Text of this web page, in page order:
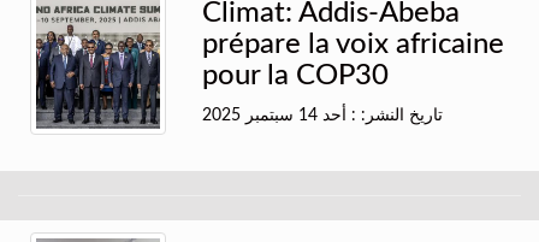
Climat: Addis-Abeba
prépare la voix africaine
pour la COP30
تاريخ النشر: : أحد 14 سبتمبر 2025